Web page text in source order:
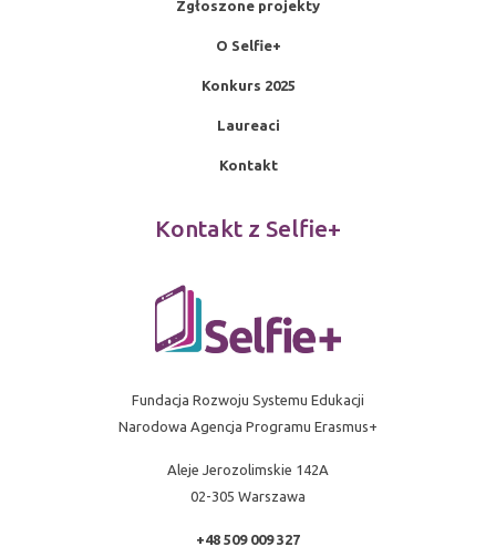
Zgłoszone projekty
O Selfie+
Konkurs 2025
Laureaci
Kontakt
Kontakt z Selfie+
Fundacja Rozwoju Systemu Edukacji
Narodowa Agencja Programu Erasmus+
Aleje Jerozolimskie 142A
02-305 Warszawa
+48 509 009 327